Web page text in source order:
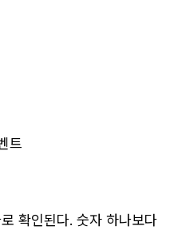
트
확인된다. 숫자 하나보다